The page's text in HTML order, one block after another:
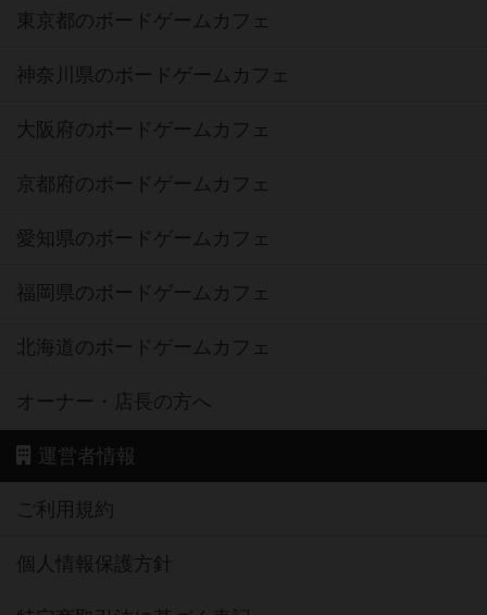
東京都のボードゲームカフェ
神奈川県のボードゲームカフェ
大阪府のボードゲームカフェ
京都府のボードゲームカフェ
愛知県のボードゲームカフェ
福岡県のボードゲームカフェ
北海道のボードゲームカフェ
オーナー・店長の方へ
運営者情報
ご利用規約
個人情報保護方針